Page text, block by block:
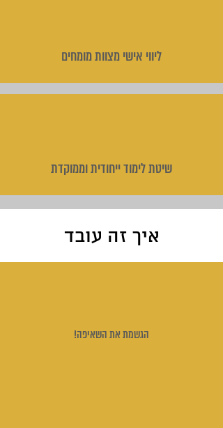
ליווי אישי מצוות מומחים
שיטת לימוד ייחודית וממוקדת
איך זה עובד
הגשמת את השאיפה!